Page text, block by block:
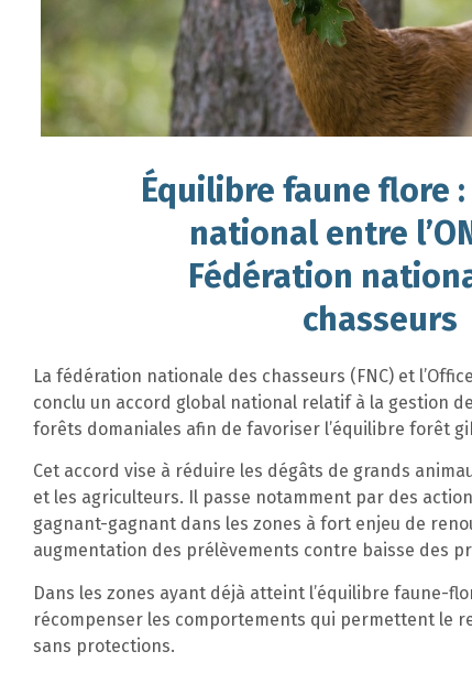
Équilibre faune flore :
national entre
Fédération
chasseurs
La fédération nationale des chasseurs (FNC) et
conclu un accord global national relatif à la gestion
forêts domaniales afin de favoriser l’équilibre forêt
Cet accord vise à réduire les dégâts de grands
et les agriculteurs. Il passe notamment par des
gagnant-gagnant dans les zones à fort enjeu de
augmentation des prélèvements contre baisse des
Dans les zones ayant déjà atteint l’équilibre faune-
récompenser les comportements qui permettent le
sans protections.